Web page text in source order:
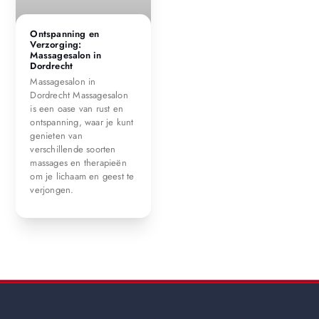
Ontspanning en
Verzorging:
Massagesalon in
Dordrecht
Massagesalon in
Dordrecht Massagesalon
is een oase van rust en
ontspanning, waar je kunt
genieten van
verschillende soorten
massages en therapieën
om je lichaam en geest te
verjongen.